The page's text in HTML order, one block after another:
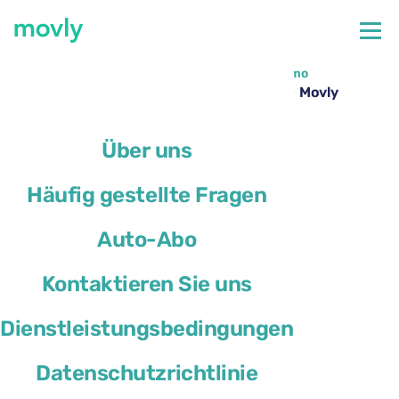
Über uns
Häufig gestellte Fragen
Auto-Abo
Kontaktieren Sie uns
Dienstleistungsbedingungen
Datenschutzrichtlinie
Alle verfügbaren Autos am Flughafen Bergamo
Mazda 3 mieten am Flughafen Bergamo – Movly